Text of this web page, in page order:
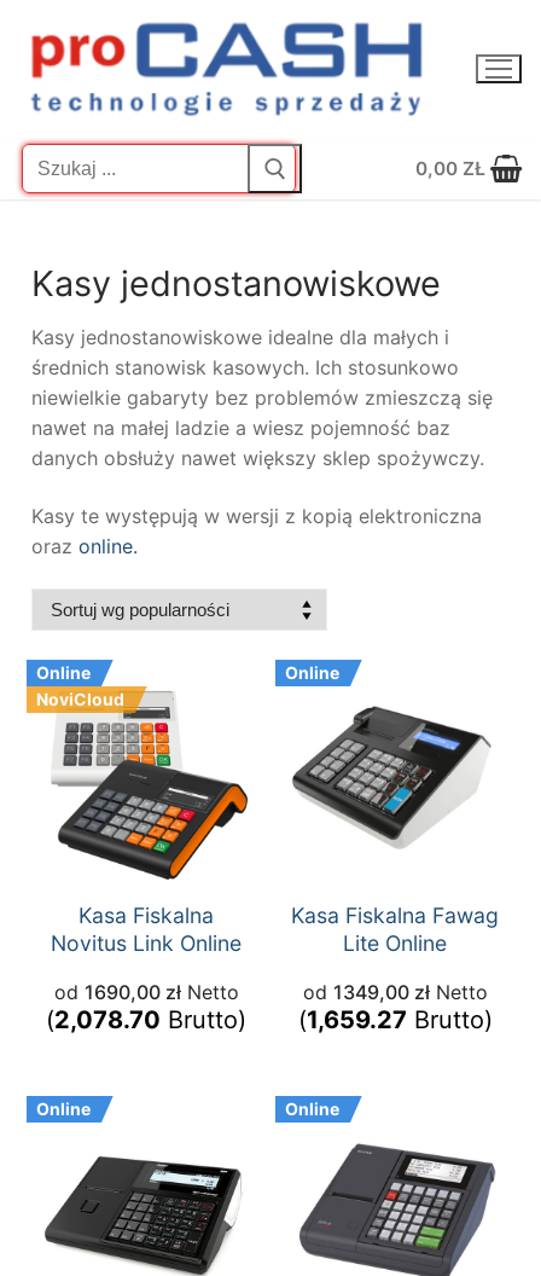
treści
0,00 ZŁ
Kasy jednostanowiskowe
Kasy jednostanowiskowe idealne dla małych i
średnich stanowisk kasowych. Ich stosunkowo
niewielkie gabaryty bez problemów zmieszczą się
nawet na małej ladzie a wiesz pojemność baz
danych obsłuży nawet większy sklep spożywczy.
Kasy te występują w wersji z kopią elektroniczna
oraz online.
Online
NoviCloud
Kasa Fiskalna
Novitus Link Online
od 1690,00 złNetto
(2,078.70 Brutto)
Online
Kasa Fiskalna Fawag
Lite Online
od 1349,00 złNetto
(1,659.27 Brutto)
Online Online